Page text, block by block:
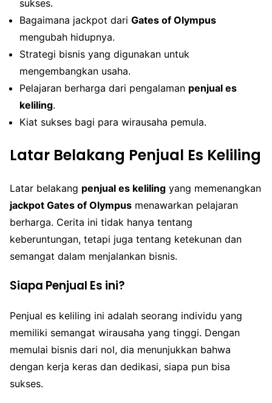
sukses.
Bagaimana jackpot dari Gates of Olympus
mengubah hidupnya.
Strategi bisnis yang digunakan untuk
mengembangkan usaha.
Pelajaran berharga dari pengalaman penjual es
keliling.
Kiat sukses bagi para wirausaha pemula.
Latar Belakang Penjual Es Keliling
Latar belakang penjual es keliling yang memenangkan
jackpot Gates of Olympus menawarkan pelajaran
berharga. Cerita ini tidak hanya tentang
keberuntungan, tetapi juga tentang ketekunan dan
semangat dalam menjalankan bisnis.
Siapa Penjual Es ini?
Penjual es keliling ini adalah seorang individu yang
memiliki semangat wirausaha yang tinggi. Dengan
memulai bisnis dari nol, dia menunjukkan bahwa
dengan kerja keras dan dedikasi, siapa pun bisa
sukses.